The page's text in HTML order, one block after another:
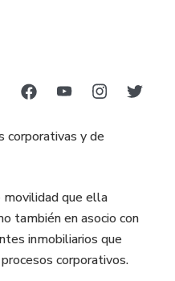
corporativas y de
movilidad que ella
también en asocio con
inmobiliarios que
corporativos.